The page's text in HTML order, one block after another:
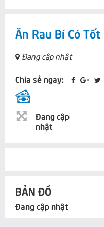
Ăn Rau Bí Có
Đang cập nhật
Chia sẻ ngay:
Đang cập
nhật
BẢN ĐỒ
Đang cập nhật